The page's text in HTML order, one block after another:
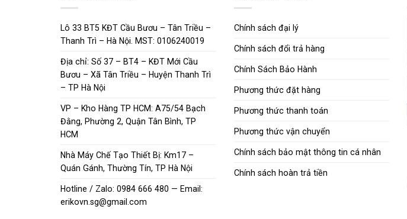
Lô 33 BT5 KĐT Cầu Bươu – Tân Triều –
Thanh Trì – Hà Nội. MST: 0106240019
Địa chỉ: Số 37 – BT4 – KĐT Mới Cầu
Bươu – Xã Tân Triều – Huyện Thanh Trì
– TP Hà Nội
VP – Kho Hàng TP HCM: A75/54 Bạch
Đằng, Phường 2, Quận Tân Bình, TP
HCM
Nhà Máy Chế Tạo Thiết Bị: Km17 –
Quán Gánh, Thường Tín, TP Hà Nội
Hotline / Zalo: 0984 666 480 — Email:
erikovn.sg@gmail.com
Chính sách đại lý
Chính sách đổi trả hàng
Chính Sách Bảo Hành
Phương thức đặt hàng
Phương thức thanh toán
Phương thức vận chuyển
Chính sách bảo mật thông tin cá nhân
Chính sách hoàn trả tiền